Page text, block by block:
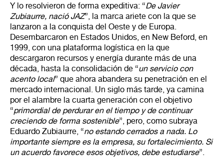
Y lo resolvieron de forma expeditiva: “De Javier
Zubiaurre, nació JAZ”, la marca ariete con la que se
lanzaron a la conquista del Oeste y de Europa.
Desembarcaron en Estados Unidos, en New Beford, en
1999, con una plataforma logística en la que
descargaron recursos y energía durante más de una
década, hasta la consolidación de “un servicio con
acento local” que ahora abandera su penetración en el
mercado internacional. Un siglo más tarde, ya camina
por el alambre la cuarta generación con el objetivo
“primordial de perdurar en el tiempo y de continuar
creciendo de forma sostenible”, pero, como subraya
Eduardo Zubiaurre, “no estando cerrados a nada. Lo
importante siempre es la empresa, su fortalecimiento. Si
un acuerdo favorece esos objetivos, debe estudiarse”.